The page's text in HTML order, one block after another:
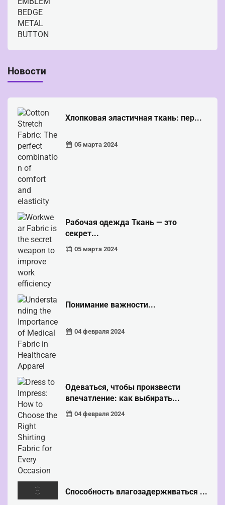
Новости
Хлопковая эластичная ткань: пер...
05 марта 2024
Рабочая одежда Ткань — это
секрет...
05 марта 2024
Понимание важности...
04 февраля 2024
Одеваться, чтобы произвести
впечатление: как выбирать...
04 февраля 2024
Способность влагозадерживаться ...